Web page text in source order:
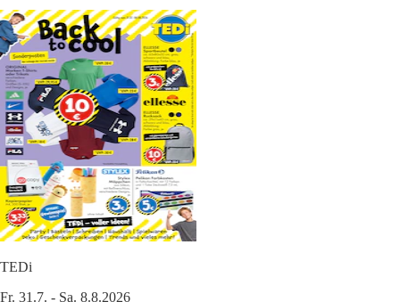
TEDi
Fr. 31.7. - Sa. 8.8.2026